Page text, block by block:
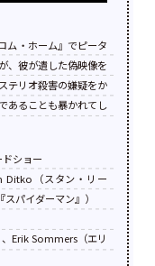
ム・ホーム』でピータ
、彼が遺した偽映像を
テリオ殺害の嫌疑をか
あることも暴かれてし
ショー
Ditko（スタン・リー
パイダーマン』）
Erik Sommers（エリ